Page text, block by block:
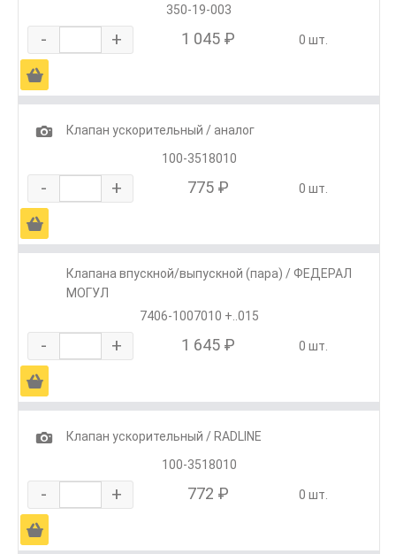
350-19-003
- + 1 045 ₽ 0 шт.
Ä
1
Клапан ускорительный / аналог
100-3518010
- + 775 ₽ 0 шт.
Ä
Клапана впускной/выпускной (пара) / ФЕДЕРАЛ
МОГУЛ
7406-1007010 +..015
- + 1 645 ₽ 0 шт.
Ä
1
Клапан ускорительный / RADLINE
100-3518010
- + 772 ₽ 0 шт.
Ä